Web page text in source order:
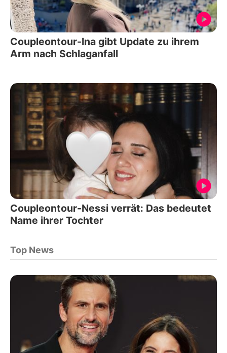
Coupleontour-Ina gibt Update zu ihrem
Arm nach Schlaganfall
Coupleontour-Nessi verrät: Das bedeutet
Name ihrer Tochter
Top News